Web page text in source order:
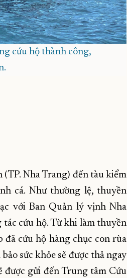
cứu hộ thành công,
Nha Trang) đến tàu kiểm
cá. Như thường lệ, thuyền
với Ban Quản lý vịnh Nha
cứu hộ. Từ khi làm thuyền
cứu hộ hàng chục con rùa
sức khỏe sẽ được thả ngay
được gửi đến Trung tâm Cứu